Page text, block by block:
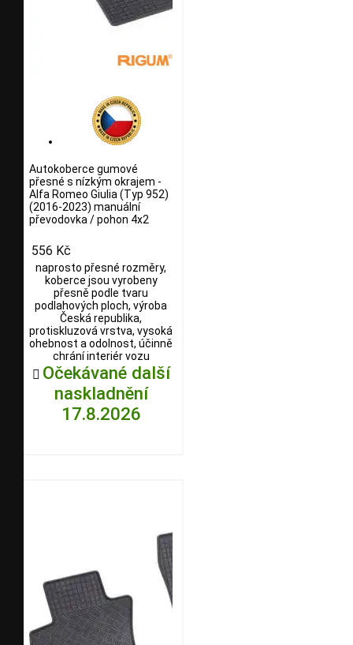
Autokoberce gumové
přesné s nízkým okrajem -
Alfa Romeo Giulia (Typ 952)
(2016-2023) manuální
převodovka / pohon 4x2
556 Kč
naprosto přesné rozměry,
koberce jsou vyrobeny
přesně podle tvaru
podlahových ploch, výroba
Česká republika,
protiskluzová vrstva, vysoká
ohebnost a odolnost, účinně
chrání interiér vozu
 Očekávané další
naskladnění
17.8.2026